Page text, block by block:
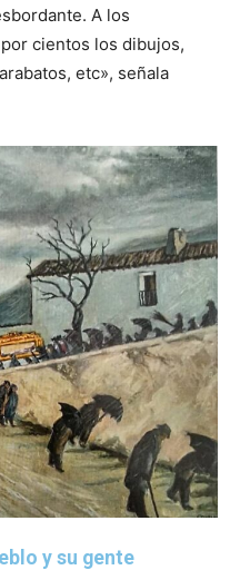
A los
cientos los dibujos,
etc», señala
y su gente